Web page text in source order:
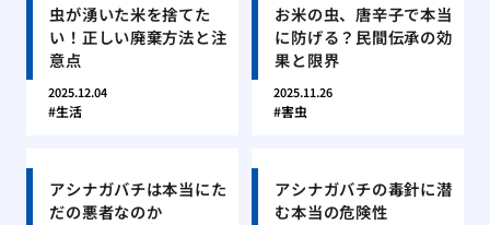
虫が湧いた米を捨てた
い！正しい廃棄方法と注
意点
2025.12.04
生活
お米の虫、唐辛子で本当
に防げる？民間伝承の効
果と限界
2025.11.26
害虫
アシナガバチは本当にた
だの悪者なのか
アシナガバチの毒針に潜
む本当の危険性